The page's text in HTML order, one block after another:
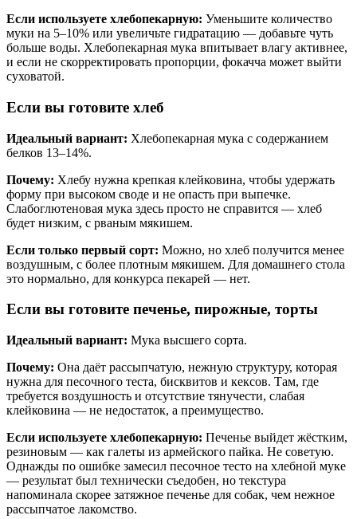
Если используете хлебопекарную: Уменьшите количество
муки на 5–10% или увеличьте гидратацию — добавьте чуть
больше воды. Хлебопекарная мука впитывает влагу активнее,
и если не скорректировать пропорции, фокачча может выйти
суховатой.
Если вы готовите хлеб
Идеальный вариант: Хлебопекарная мука с содержанием
белков 13–14%.
Почему: Хлебу нужна крепкая клейковина, чтобы удержать
форму при высоком своде и не опасть при выпечке.
Слабоглютеновая мука здесь просто не справится — хлеб
будет низким, с рваным мякишем.
Если только первый сорт: Можно, но хлеб получится менее
воздушным, с более плотным мякишем. Для домашнего стола
это нормально, для конкурса пекарей — нет.
Если вы готовите печенье, пирожные, торты
Идеальный вариант: Мука высшего сорта.
Почему: Она даёт рассыпчатую, нежную структуру, которая
нужна для песочного теста, бисквитов и кексов. Там, где
требуется воздушность и отсутствие тянучести, слабая
клейковина — не недостаток, а преимущество.
Если используете хлебопекарную: Печенье выйдет жёстким,
резиновым — как галеты из армейского пайка. Не советую.
Однажды по ошибке замесил песочное тесто на хлебной муке
— результат был технически съедобен, но текстура
напоминала скорее затяжное печенье для собак, чем нежное
рассыпчатое лакомство.